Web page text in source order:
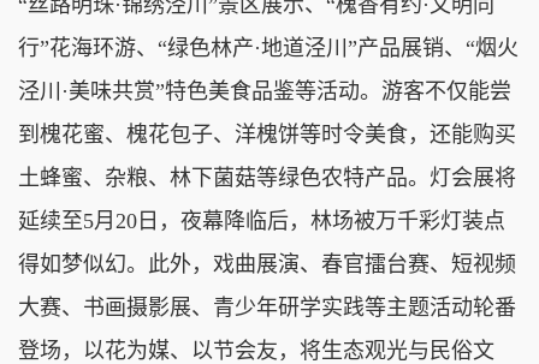
行”花海环游、“绿色林产·地道泾川”产品展销、“烟火
泾川·美味共赏”特色美食品鉴等活动。游客不仅能尝
到槐花蜜、槐花包子、洋槐饼等时令美食，还能购买
土蜂蜜、杂粮、林下菌菇等绿色农特产品。灯会展将
延续至5月20日，夜幕降临后，林场被万千彩灯装点
得如梦似幻。此外，戏曲展演、春官擂台赛、短视频
大赛、书画摄影展、青少年研学实践等主题活动轮番
登场，以花为媒、以节会友，将生态观光与民俗文